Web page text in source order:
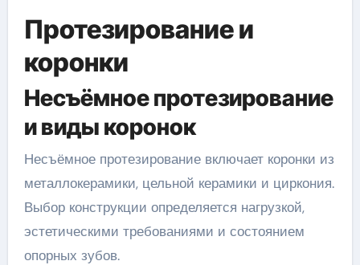
Протезирование и
коронки
Несъёмное протезирование
и виды коронок
Несъёмное протезирование включает коронки из
металлокерамики, цельной керамики и циркония.
Выбор конструкции определяется нагрузкой,
эстетическими требованиями и состоянием
опорных зубов.